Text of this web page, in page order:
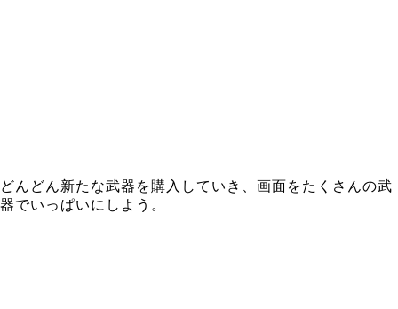
どんどん新たな武器を購入していき、画面をたくさんの武
器でいっぱいにしよう。